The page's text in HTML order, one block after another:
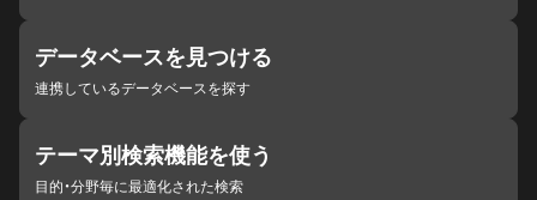
データベースを見つける
連携しているデータベースを探す
テーマ別検索機能を使う
目的・分野毎に最適化された検索